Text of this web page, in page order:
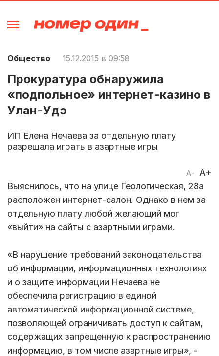
Общество 15.12.2015 в 09:58
Прокуратура обнаружила
«подпольное» интернет-казино в
Улан-Удэ
ИП Елена Нечаева за отдельную плату
разрешала играть в азартные игры
A- A+
Выяснилось, что на улице Геологическая, 28а
расположен интернет-салон. Однако в нем за
отдельную плату любой желающий мог
«выйти» на сайты с азартными играми.
«В нарушение требований законодательства
об информации, информационных технологиях
и о защите информации Нечаева не
обеспечила регистрацию в единой
автоматической информационной системе,
позволяющей ограничивать доступ к сайтам,
содержащих запрещенную к распространению
информацию, в том числе азартные игры», -